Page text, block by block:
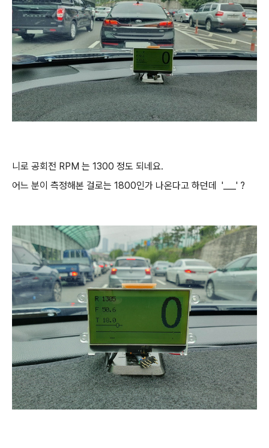
니로 공회전 RPM 는 1300 정도 되네요.
어느 분이 측정해본 걸로는 1800인가 나온다고 하던데 '___' ?